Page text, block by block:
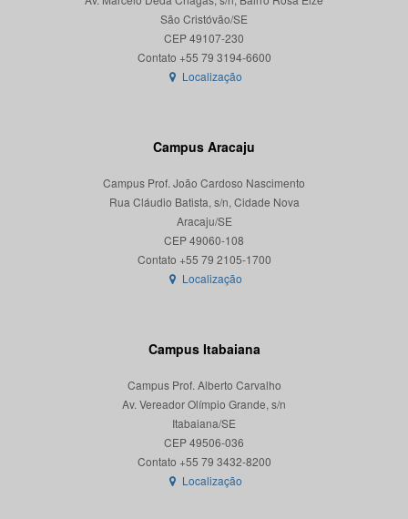
São Cristóvão/SE
CEP 49107-230
Localização
Campus Aracaju
Campus Prof. João Cardoso Nascimento
Rua Cláudio Batista, s/n, Cidade Nova
Aracaju/SE
CEP 49060-108
Localização
Campus Itabaiana
Campus Prof. Alberto Carvalho
Av. Vereador Olímpio Grande, s/n
Itabaiana/SE
CEP 49506-036
Localização